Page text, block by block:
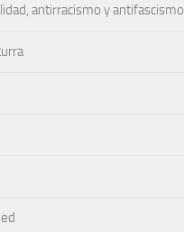
antirracismo y antifascismo